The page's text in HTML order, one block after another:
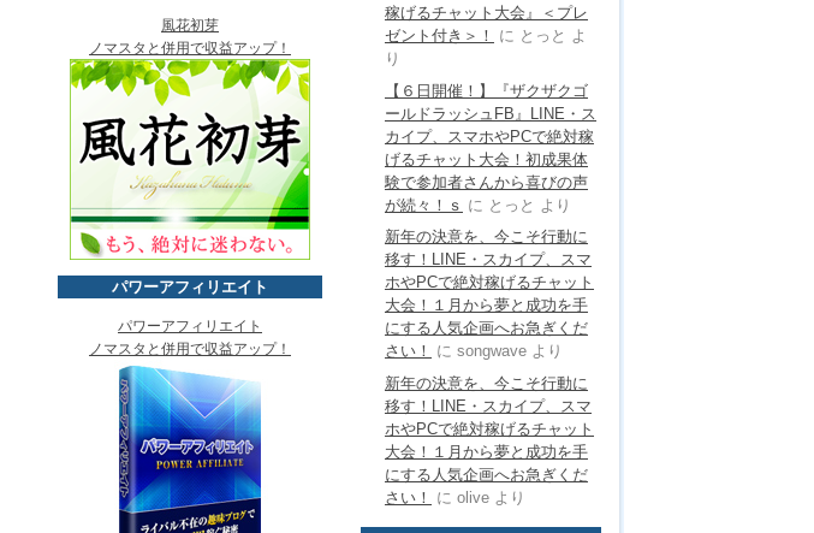
風花初芽
ノマスタと併用で収益アップ！
パワーアフィリエイト
パワーアフィリエイト
ノマスタと併用で収益アップ！
稼げるチャット大会』＜プレ
ゼント付き＞！
に とっと よ
り
【６日開催！】『ザクザクゴ
ールドラッシュFB』LINE・ス
カイプ、スマホやPCで絶対稼
げるチャット大会！初成果体
験で参加者さんから喜びの声
が続々！ｓ に とっと より
新年の決意を、今こそ行動に
移す！LINE・スカイプ、スマ
ホやPCで絶対稼げるチャット
大会！１月から夢と成功を手
にする人気企画へお急ぎくだ
さい！
に songwave より
新年の決意を、今こそ行動に
移す！LINE・スカイプ、スマ
ホやPCで絶対稼げるチャット
大会！１月から夢と成功を手
にする人気企画へお急ぎくだ
さい！
に olive より